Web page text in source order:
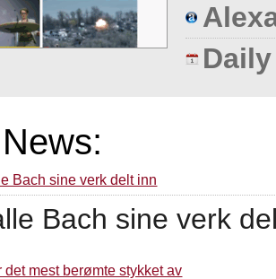
Bach sine verk delt inn
Bach sine verk
det mest berømte stykket av